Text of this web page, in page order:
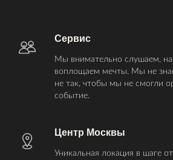
Сервис
Мы внимательно слушаем,
воплощаем мечты. Мы не
не так, чтобы мы не смогли
событие.
Центр Москвы
Уникальная локация в шаге